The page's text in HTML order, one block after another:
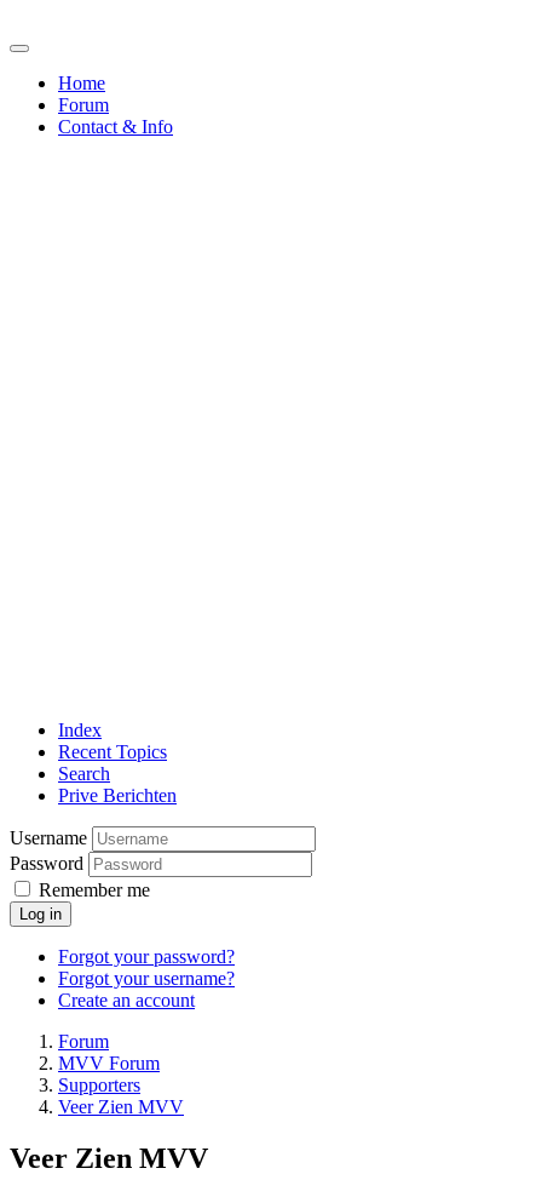
Home
Forum
Contact & Info
Index
Recent Topics
Search
Prive Berichten
Username
Password
Remember me
Log in
Forgot your password?
Forgot your username?
Create an account
Forum
MVV Forum
Supporters
Veer Zien MVV
Veer Zien MVV